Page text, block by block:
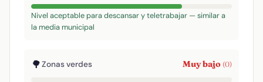
Nivel aceptable para descansar y teletrabajar — similar a
la media municipal
🌳Zonas verdes Muy bajo (0)